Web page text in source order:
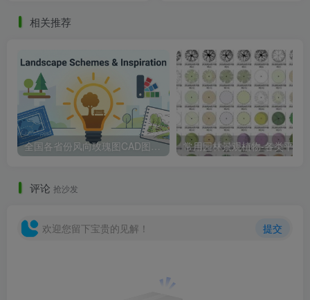
效果图01
相关推荐
全国各省份风向玫瑰图CAD图块合集
评论 抢沙发
欢迎您留下宝贵的见解！ 提交